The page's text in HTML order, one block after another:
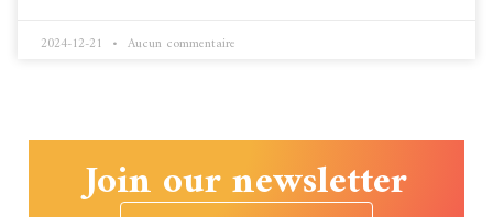
2024-12-21 Aucun commentaire
Join our newsletter